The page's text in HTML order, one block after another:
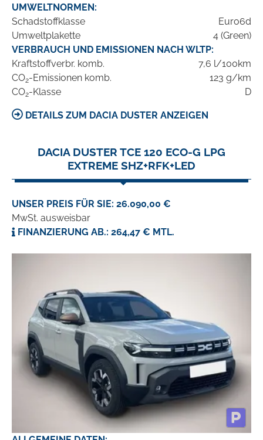
UMWELTNORMEN:
Schadstoffklasse
Euro6d
Umweltplakette
4 (Green)
VERBRAUCH UND EMISSIONEN NACH WLTP:
Kraftstoffverbr. komb.
7,6 l/100km
CO2-Emissionen komb.
123 g/km
CO2-Klasse D
DETAILS ZUM DACIA DUSTER ANZEIGEN
DACIA DUSTER TCE 120 ECO-G LPG
EXTREME SHZ+RFK+LED
UNSER PREIS FÜR SIE: 26.090,00 €
MwSt. ausweisbar
FINANZIERUNG AB.: 264,47 € MTL.